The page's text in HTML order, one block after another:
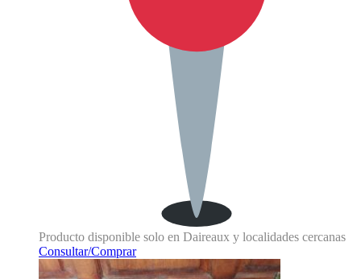
Producto disponible solo en Daireaux y localidades cercanas
Consultar/Comprar